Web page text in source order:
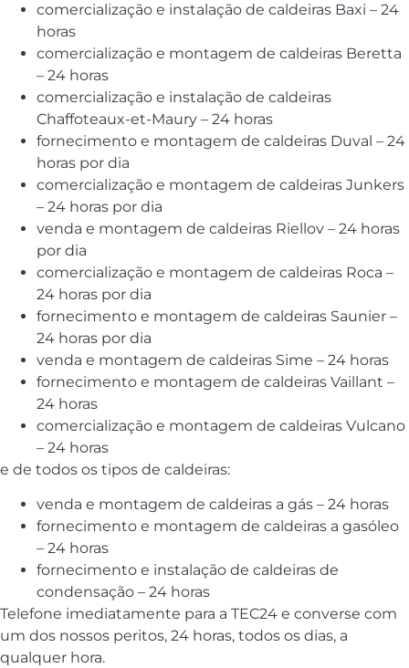
comercialização e instalação de caldeiras Baxi – 24
horas
comercialização e montagem de caldeiras Beretta
– 24 horas
comercialização e instalação de caldeiras
Chaffoteaux-et-Maury – 24 horas
fornecimento e montagem de caldeiras Duval – 24
horas por dia
comercialização e montagem de caldeiras Junkers
– 24 horas por dia
venda e montagem de caldeiras Riellov – 24 horas
por dia
comercialização e montagem de caldeiras Roca –
24 horas por dia
fornecimento e montagem de caldeiras Saunier –
24 horas por dia
venda e montagem de caldeiras Sime – 24 horas
fornecimento e montagem de caldeiras Vaillant –
24 horas
comercialização e montagem de caldeiras Vulcano
– 24 horas
e de todos os tipos de caldeiras:
venda e montagem de caldeiras a gás – 24 horas
fornecimento e montagem de caldeiras a gasóleo
– 24 horas
fornecimento e instalação de caldeiras de
condensação – 24 horas
Telefone imediatamente para a TEC24 e converse com
um dos nossos peritos, 24 horas, todos os dias, a
qualquer hora.